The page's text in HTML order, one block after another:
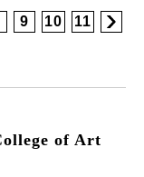
9 10 11
of Art